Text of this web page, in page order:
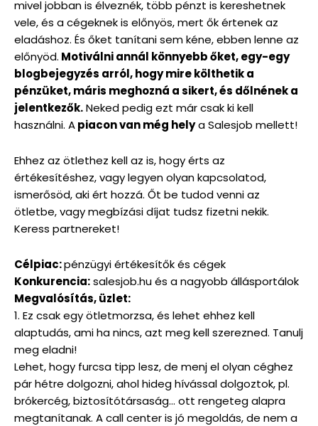
mivel jobban is élveznék, több pénzt is kereshetnek
vele, és a cégeknek is előnyös, mert ők értenek az
eladáshoz. És őket tanítani sem kéne, ebben lenne az
előnyöd. Motiválni annál könnyebb őket, egy-egy
blogbejegyzés arról, hogy mire költhetik a
pénzüket, máris meghozná a sikert, és dőlnének a
jelentkezők.Neked pedig ezt már csak ki kell
használni. Apiacon van még helya Salesjob mellett!
Ehhez az ötlethez kell az is, hogy érts az
értékesítéshez, vagy legyen olyan kapcsolatod,
ismerősöd, aki ért hozzá. Őt be tudod venni az
ötletbe, vagy megbízási díjat tudsz fizetni nekik.
Keress partnereket!
Célpiac:pénzügyi értékesítők és cégek
Konkurencia:salesjob.hu és a nagyobb állásportálok
Megvalósítás, üzlet:
1. Ez csak egy ötletmorzsa, és lehet ehhez kell
alaptudás, ami ha nincs, azt meg kell szerezned. Tanulj
meg eladni!
Lehet, hogy furcsa tipp lesz, de menj el olyan céghez
pár hétre dolgozni, ahol hideg hívással dolgoztok, pl.
brókercég, biztosítótársaság… ott rengeteg alapra
megtanítanak. A call center is jó megoldás, de nem a